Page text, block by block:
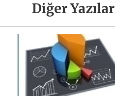
Diğer Yazılar